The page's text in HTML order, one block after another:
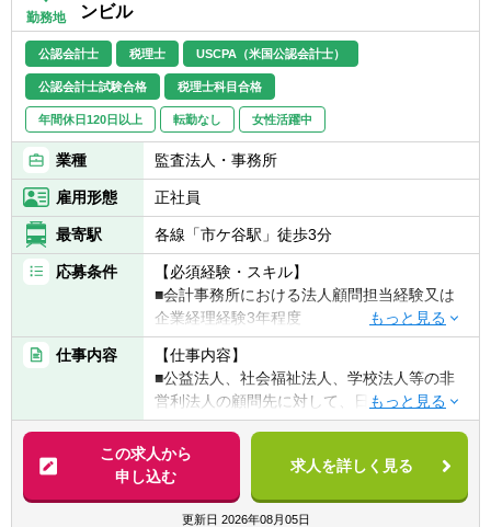
所・ 北九州事務所・浜松事務所・福岡事務
所・札幌事務所・名古屋事務所
勤務地
ンビル
公認会計士 税理士 USCPA（米国公認会計士）
公認会計士試験合格 税理士科目合格
年間休日120日以上 転勤なし 女性活躍中
業種 監査法人・事務所
雇用形態 正社員
最寄駅 各線「市ケ谷駅」徒歩3分
応募条件
【必須経験・スキル】
■会計事務所における法人顧問担当経験又は
企業経理経験3年程度
※法人顧問担当については単独での巡回訪問
経験者で入力~決算・申告まで一人で完結で
きる方を想定しております
※企業経理経験については決算業務に関与さ
れていた方を想定しております
※非営利法人に対する会計・税務の経験者は
優遇しますが、非営利法人の経験は問いませ
ん
仕事内容
【仕事内容】
■公益法人、社会福祉法人、学校法人等の非
営利法人の顧問先に対して、日々の会計・法
人運営に関するアドバイスを行い、法人の予
算・決算における支援、税務申告を支援する
こと
■非営利法人の設立や公益認定に関する支援
をすること
この求人から
申し込む
求人を詳しく見る
更新日 2026年08月05日